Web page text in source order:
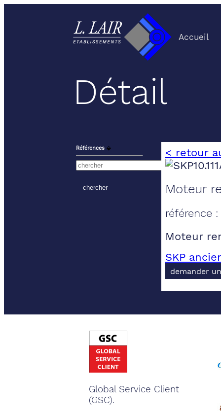
Accueil
Détail
Références ⬙ < retour
Moteur
référence :
Moteur
SKP
demander
Global Service Client
(GSC).